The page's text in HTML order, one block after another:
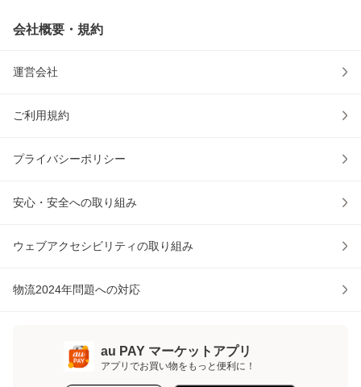
会社概要・規約
運営会社
ご利用規約
プライバシーポリシー
安心・安全への取り組み
ウェブアクセシビリティの取り組み
物流2024年問題への対応
au PAY マーケットアプリ
アプリでお買い物をもっと便利に！